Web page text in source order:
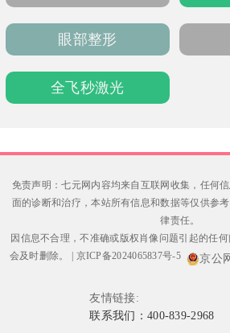
眼部整形
全飞秒激光
免责声明：七元网内容均来自互联网收集，任何
面的诊断和治疗，本站所有信息和数据等仅供参
律责任。
因信息不合理，不准确或版权肖像问题引起的任
会及时删除。
京ICP备2024065837号-5 京公
友情链接:
联系我们：400-839-2968